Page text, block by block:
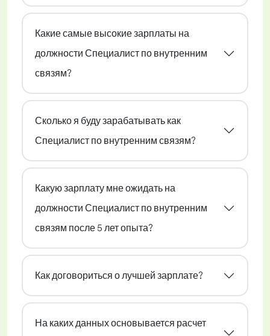
Какие самые высокие зарплаты на
должности Специалист по внутренним
связям?
Сколько я буду зарабатывать как
Специалист по внутренним связям?
Какую зарплату мне ожидать на
должности Специалист по внутренним
связям после 5 лет опыта?
Как договориться о лучшей зарплате?
На каких данных основывается расчет